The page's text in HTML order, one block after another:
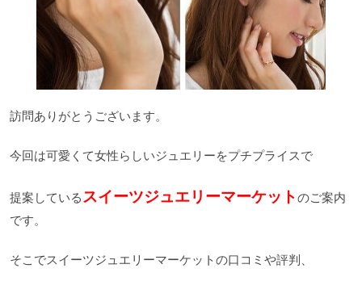
訪問ありがとうございます。
今回は可愛くて女性らしいジュエリーをプチプライスで
提案しているスイーツジュエリーマーケットのご案内
です。
そこでスイーツジュエリーマーケットの口コミや評判、